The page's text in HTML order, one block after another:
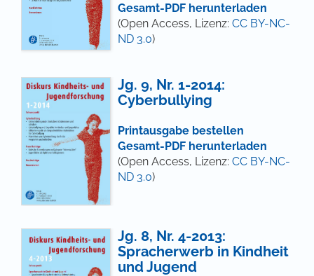
Gesamt-PDF herunterladen
(Open Access, Lizenz: CC BY-NC-
ND 3.0)
Jg. 9, Nr. 1-2014:
Cyberbullying
Printausgabe bestellen
Gesamt-PDF herunterladen
(Open Access, Lizenz: CC BY-NC-
ND 3.0)
Jg. 8, Nr. 4-2013:
Spracherwerb in Kindheit
und Jugend